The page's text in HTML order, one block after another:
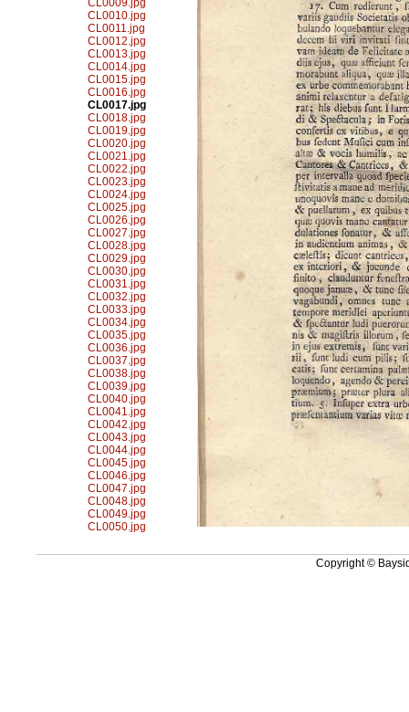
CL0009.jpg
CL0010.jpg
CL0011.jpg
CL0012.jpg
CL0013.jpg
CL0014.jpg
CL0015.jpg
CL0016.jpg
CL0017.jpg
CL0018.jpg
CL0019.jpg
CL0020.jpg
CL0021.jpg
CL0022.jpg
CL0023.jpg
CL0024.jpg
CL0025.jpg
CL0026.jpg
CL0027.jpg
CL0028.jpg
CL0029.jpg
CL0030.jpg
CL0031.jpg
CL0032.jpg
CL0033.jpg
CL0034.jpg
CL0035.jpg
CL0036.jpg
CL0037.jpg
CL0038.jpg
CL0039.jpg
CL0040.jpg
CL0041.jpg
CL0042.jpg
CL0043.jpg
CL0044.jpg
CL0045.jpg
CL0046.jpg
CL0047.jpg
CL0048.jpg
CL0049.jpg
CL0050.jpg
Copyright ©